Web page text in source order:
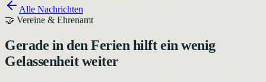
Alle Nachrichten
🤝 Vereine & Ehrenamt
Gerade in den Ferien hilft ein wenig
Gelassenheit weiter